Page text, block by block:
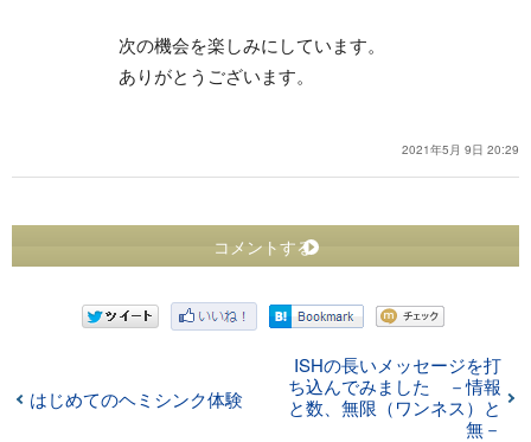
次の機会を楽しみにしています。
ありがとうございます。
2021年5月 9日 20:29
コメントする
はじめてのヘミシンク体験
ISHの長いメッセージを打
ち込んでみました －情報
と数、無限（ワンネス）と
無－